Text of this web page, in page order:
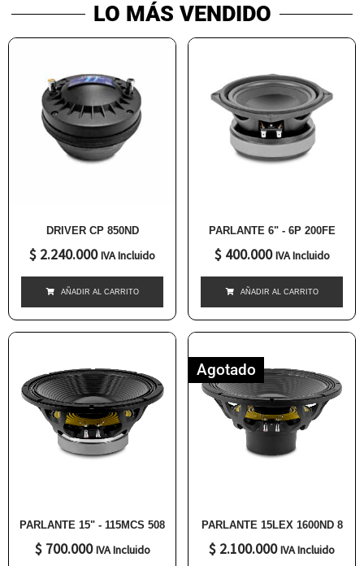
LO MÁS VENDIDO
DRIVER CP 850ND
$ 2.240.000 IVA Incluido
AÑADIR AL CARRITO
PARLANTE 6" - 6P 200FE
$400.000 IVA Incluido
AÑADIR AL CARRITO
PARLANTE 15" - 115MCS 508
$700.000 IVA Incluido
PARLANTE 15LEX 1600ND 8
Agotado
$ 2.100.000 IVA Incluido